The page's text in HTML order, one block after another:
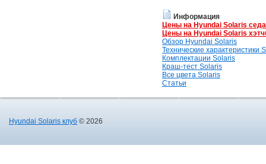
Информация
Цены на Hyundai Solaris
Цены на Hyundai Solaris
Обзор Hyundai Solaris
Технические характеристики
Комплектации Solaris
Краш-тест Solaris
Все цвета Solaris
Статьи
Hyundai Solaris клуб © 2026